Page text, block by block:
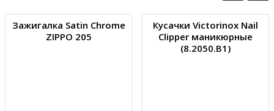
Зажигалка Satin Chrome
ZIPPO 205
Кусачки Victorinox Nail
Clipper маникюрные
(8.2050.B1)